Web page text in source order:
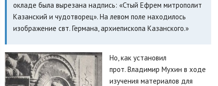
окладе была вырезана надпись: «Стый Ефрем митрополит
Казанский и чудотворец». На левом поле находилось
изображение свт. Германа, архиепископа Казанского.»
Но, как установил
прот. Владимир Мухин в ходе
изучения материалов для